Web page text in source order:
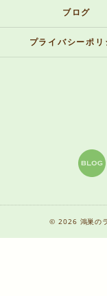
ブログ
プライバシーポリ
© 2026 鴻巣の